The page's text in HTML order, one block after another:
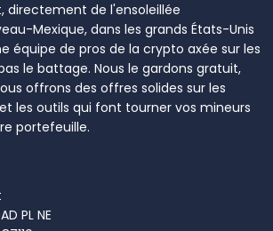
directement de l'ensoleillée
Mexique, dans les grands États-Unis
équipe de pros de la crypto axée sur les
le battage. Nous le gardons gratuit,
offrons des offres solides sur les
les outils qui font tourner vos mineurs
portefeuille.
PL NE